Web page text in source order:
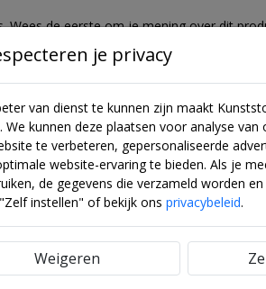
Wees de eerste om je mening over dit
je privacy
van dienst te kunnen zijn maakt
We kunnen deze plaatsen voor analyse
te verbeteren, gepersonaliseerde
website-ervaring te bieden. Als je
de gegevens die verzameld worden
instellen" of bekijk ons privacybeleid.
Weigeren